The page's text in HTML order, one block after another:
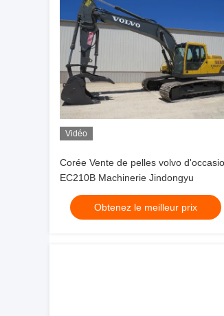
Vidéo
Corée Vente de pelles volvo
EC210B Machinerie Jindongyu
Obtenez le meilleur prix